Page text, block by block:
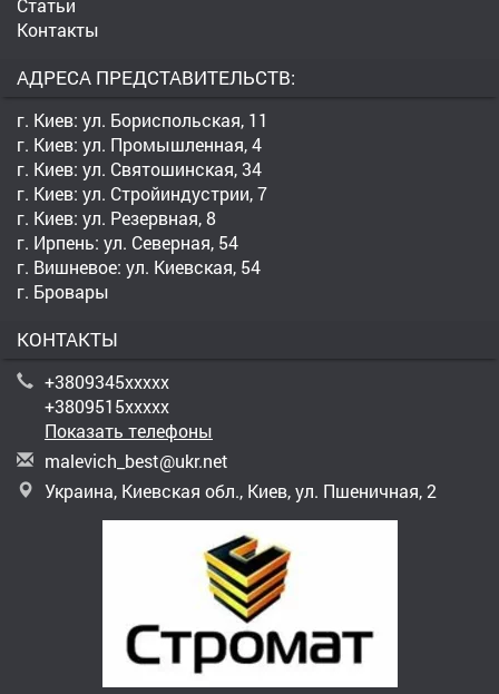
Контакты
АДРЕСА ПРЕДСТАВИТЕЛЬСТВ:
г. Киев: ул. Бориспольская, 11
г. Киев: ул. Промышленная, 4
г. Киев: ул. Святошинская, 34
г. Киев: ул. Стройиндустрии, 7
г. Киев: ул. Резервная, 8
г. Ирпень: ул. Северная, 54
г. Вишневое: ул. Киевская, 54
г. Бровары
КОНТАКТЫ
+3809345xxxxx
+3809515xxxxx
Показать телефоны
malevich_best@ukr.net
Украина, Киевская обл., Киев, ул. Пшеничная, 2